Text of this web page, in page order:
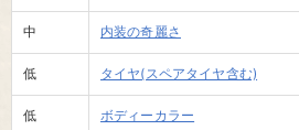
中 内装の奇麗さ
低 タイヤ(スペアタイヤ含む)
低 ボディーカラー